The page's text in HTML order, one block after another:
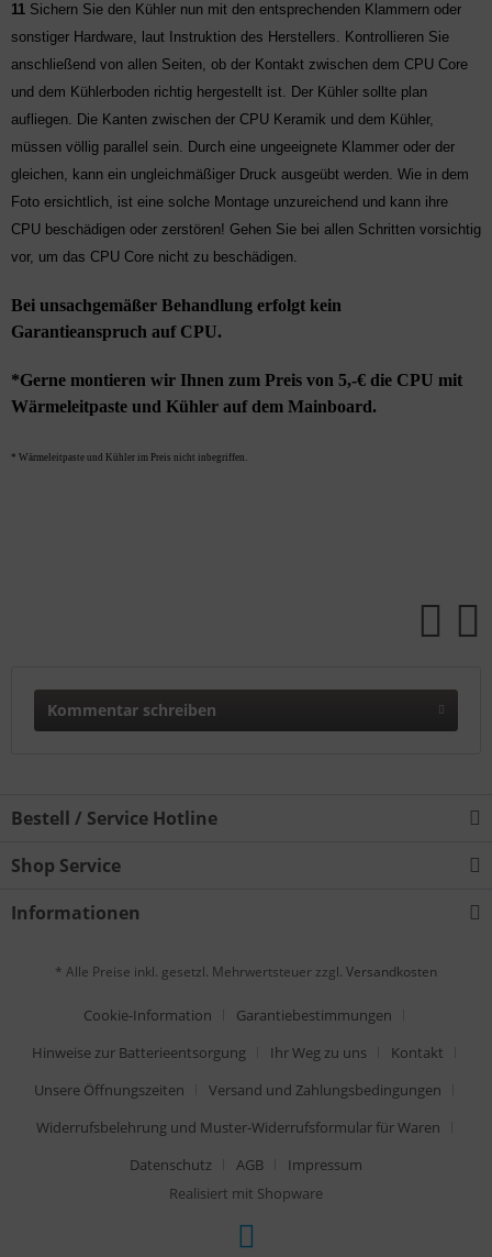
11 Sichern Sie den Kühler nun mit den entsprechenden Klammern oder
sonstiger Hardware, laut Instruktion des Herstellers. Kontrollieren Sie
anschließend von allen Seiten, ob der Kontakt zwischen dem CPU Core
und dem Kühlerboden richtig hergestellt ist. Der Kühler sollte plan
aufliegen. Die Kanten zwischen der CPU Keramik und dem Kühler,
müssen völlig parallel sein. Durch eine ungeeignete Klammer oder der
gleichen, kann ein ungleichmäßiger Druck ausgeübt werden. Wie in dem
Foto ersichtlich, ist eine solche Montage unzureichend und kann ihre
CPU beschädigen oder zerstören! Gehen Sie bei allen Schritten vorsichtig
vor, um das CPU Core nicht zu beschädigen.
Bei unsachgemäßer Behandlung erfolgt kein
Garantieanspruch auf CPU.
*Gerne montieren wir Ihnen zum Preis von 5,-€ die CPU mit
Wärmeleitpaste und Kühler auf dem Mainboard.
* Wärmeleitpaste und Kühler im Preis nicht inbegriffen.
Kommentar schreiben
Bestell / Service Hotline
Shop Service
Informationen
* Alle Preise inkl. gesetzl. Mehrwertsteuer zzgl. Versandkosten
Cookie-Information
Garantiebestimmungen
Hinweise zur Batterieentsorgung
Ihr Weg zu uns
Kontakt
Unsere Öffnungszeiten
Versand und Zahlungsbedingungen
Widerrufsbelehrung und Muster-Widerrufsformular für Waren
Datenschutz
AGB
Impressum
Realisiert mit Shopware